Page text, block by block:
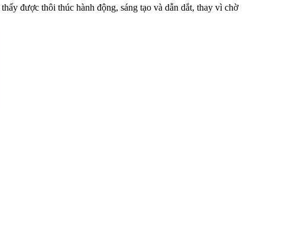
được thôi thúc hành động, sáng tạo và dẫn dắt, thay vì chờ